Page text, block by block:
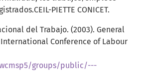
PIETTE CONICET.
del Trabajo. (2003). General
Conference of Labour
groups/public/---